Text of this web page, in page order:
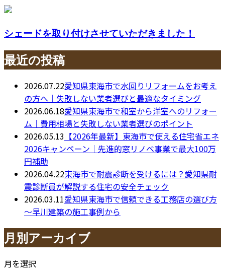
シェードを取り付けさせていただきました！
最近の投稿
2026.07.22愛知県東海市で水回りリフォームをお考え
の方へ｜失敗しない業者選びと最適なタイミング
2026.06.18愛知県東海市で和室から洋室へのリフォー
ム｜費用相場と失敗しない業者選びのポイント
2026.05.13 【2026年最新】東海市で使える住宅省エネ
2026キャンペーン｜先進的窓リノベ事業で最大100万
円補助
2026.04.22東海市で耐震診断を受けるには？愛知県耐
震診断員が解説する住宅の安全チェック
2026.03.11愛知県東海市で信頼できる工務店の選び方
～早川建築の施工事例から
月別アーカイブ
月を選択